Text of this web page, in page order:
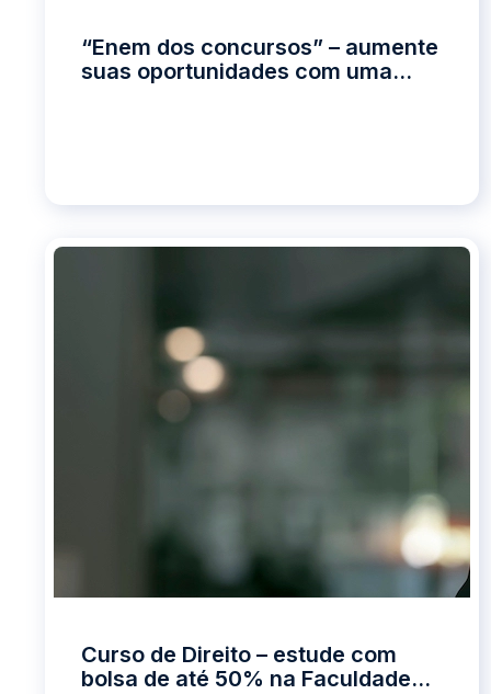
“Enem dos concursos” – aumente
suas oportunidades com uma
Curso de Direito – estude com
bolsa de até 50% na Faculdade